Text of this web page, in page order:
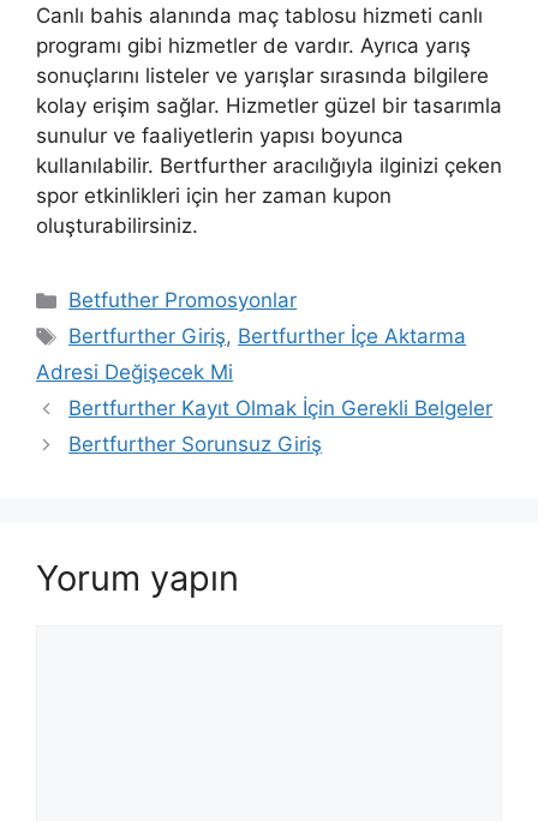
Canlı bahis alanında maç tablosu hizmeti canlı
programı gibi hizmetler de vardır. Ayrıca yarış
sonuçlarını listeler ve yarışlar sırasında bilgilere
kolay erişim sağlar. Hizmetler güzel bir tasarımla
sunulur ve faaliyetlerin yapısı boyunca
kullanılabilir. Bertfurther aracılığıyla ilginizi çeken
spor etkinlikleri için her zaman kupon
oluşturabilirsiniz.
Kategoriler
Betfuther Promosyonlar
Etiketler
Bertfurther Giriş, Bertfurther İçe Aktarma
Adresi Değişecek Mi
Bertfurther Kayıt Olmak İçin Gerekli Belgeler
Bertfurther Sorunsuz Giriş
Yorum yapın